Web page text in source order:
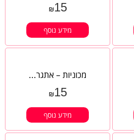
₪15
מידע נוסף
מכוניות – אתגר...
₪15
מידע נוסף